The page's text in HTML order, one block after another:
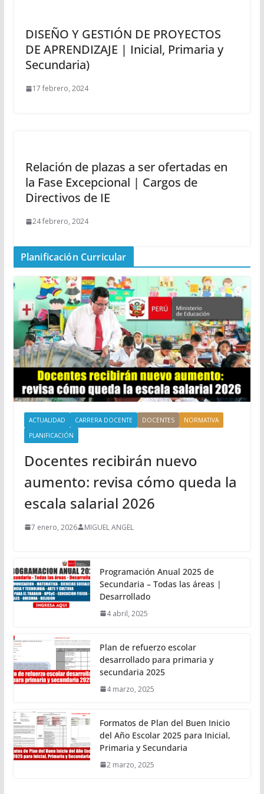
DISEÑO Y GESTIÓN DE PROYECTOS
DE APRENDIZAJE | Inicial, Primaria y
Secundaria)
17 febrero, 2024
Relación de plazas a ser ofertadas en
la Fase Excepcional | Cargos de
Directivos de IE
24 febrero, 2024
Planificación Curricular
ACTUALIDAD CARRERA DOCENTE DOCENTES
NORMATIVA
PLANIFICACIÓN
Docentes recibirán nuevo
aumento: revisa cómo queda la
escala salarial 2026
7 enero, 2026 MIGUEL ANGEL
Programación Anual 2025 de
Secundaria – Todas las áreas |
Desarrollado
4 abril, 2025
Plan de refuerzo escolar
desarrollado para primaria y
secundaria 2025
4 marzo, 2025
Formatos de Plan del Buen Inicio
del Año Escolar 2025 para Inicial,
Primaria y Secundaria
2 marzo, 2025